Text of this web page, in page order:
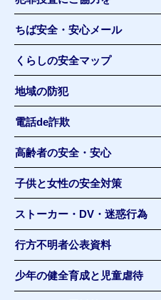
ちば安全・安心メール
くらしの安全マップ
地域の防犯
電話de詐欺
高齢者の安全・安心
子供と女性の安全対策
ストーカー・DV・迷惑行為
行方不明者公表資料
少年の健全育成と児童虐待